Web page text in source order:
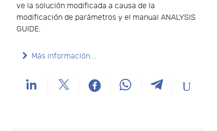
ve la solución modificada a causa de la
modificación de parámetros y el manual ANALYSIS
GUIDE.
Más información...